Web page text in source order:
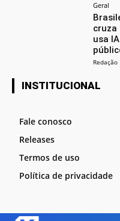
Geral
cruza
usa
Redação
INSTITUCIONAL
Fale conosco
Releases
Termos de uso
Política de privacidade